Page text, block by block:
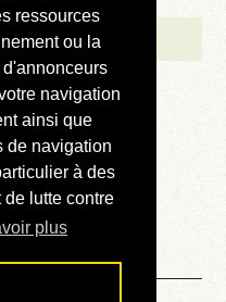
ressources
ou la
navigation
ainsi que
de navigation
à des
lutte contre
plus